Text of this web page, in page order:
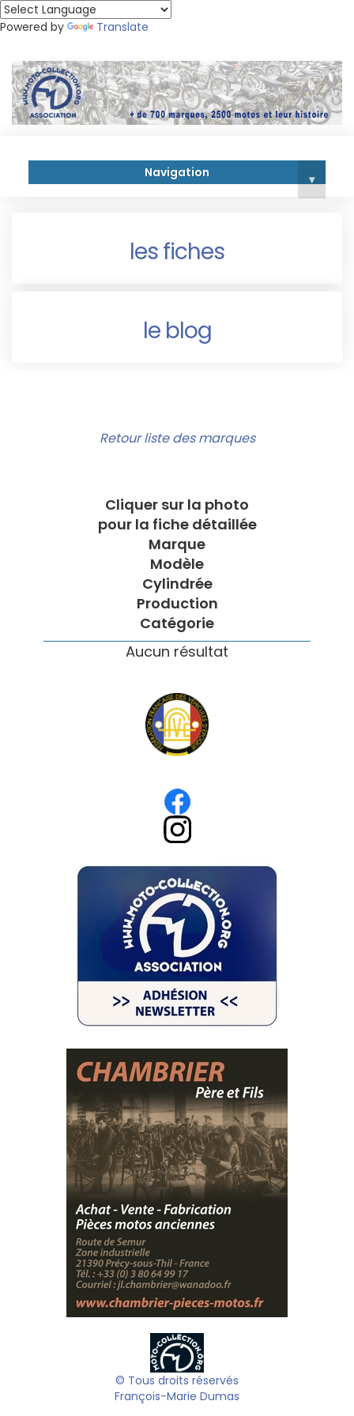
Powered by Translate
Navigation ▾
les fiches
le blog
Retour liste des marques
Cliquer sur la photo
pour la fiche détaillée
Marque
Modèle
Cylindrée
Production
Catégorie
Aucun résultat
© Tous droits réservés
François-Marie Dumas